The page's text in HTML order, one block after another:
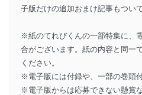
子版だけの追加おまけ記事もつい
※紙のてれびくんの一部特集に、
合がございます。紙の内容と同一
ください。
※電子版には付録や、一部の巻頭
※電子版からは応募できない懸賞